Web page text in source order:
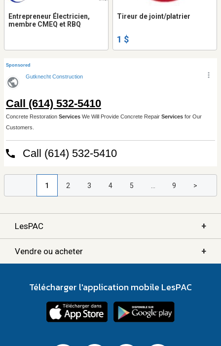
Entrepreneur Électricien,
membre CMEQ et RBQ
Tireur de joint/platrier
1 $
1 2 3 4 5 9 >
LesPAC +
Vendre ou acheter +
Télécharger l'application mobile LesPAC